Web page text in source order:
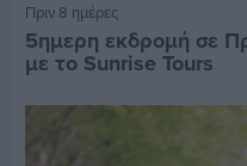
Πριν 8 ημέρες
5ημερη εκδρομή σε
με το Sunrise Tours